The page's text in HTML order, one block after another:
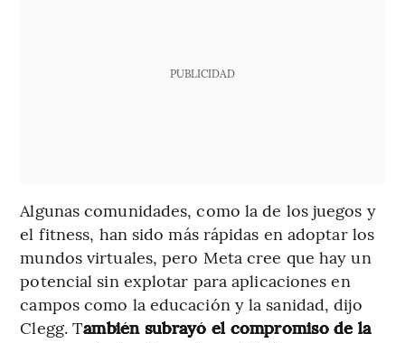
PUBLICIDAD
Algunas comunidades, como la de los juegos y
el fitness, han sido más rápidas en adoptar los
mundos virtuales, pero Meta cree que hay un
potencial sin explotar para aplicaciones en
campos como la educación y la sanidad, dijo
Clegg. También subrayó el compromiso de la